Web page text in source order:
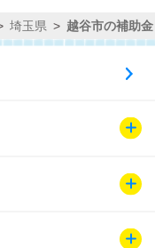
埼玉県 越谷市の補助